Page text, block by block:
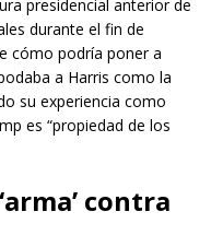
presidencial anterior de
durante el fin de
cómo podría poner a
a Harris como la
su experiencia como
es “propiedad de los
contra